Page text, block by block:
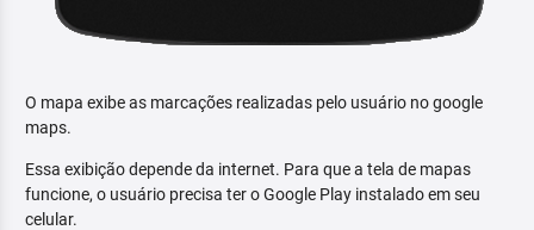
O mapa exibe as marcações realizadas pelo usuário no google
maps.
Essa exibição depende da internet. Para que a tela de mapas
funcione, o usuário precisa ter o Google Play instalado em seu
celular.